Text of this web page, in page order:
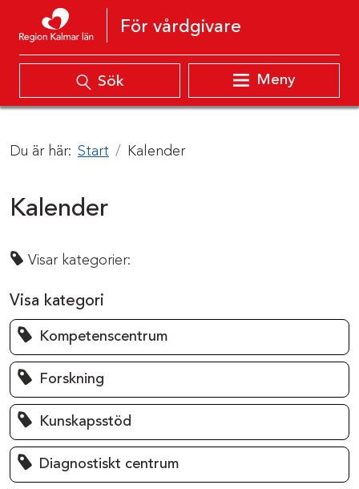
Hoppa till innehåll
För vårdgivare
Sök Meny
Du är här: Start Kalender
Kalender
Visar kategorier:
Visa kategori
Kompetenscentrum
Forskning
Kunskapsstöd
Diagnostiskt centrum